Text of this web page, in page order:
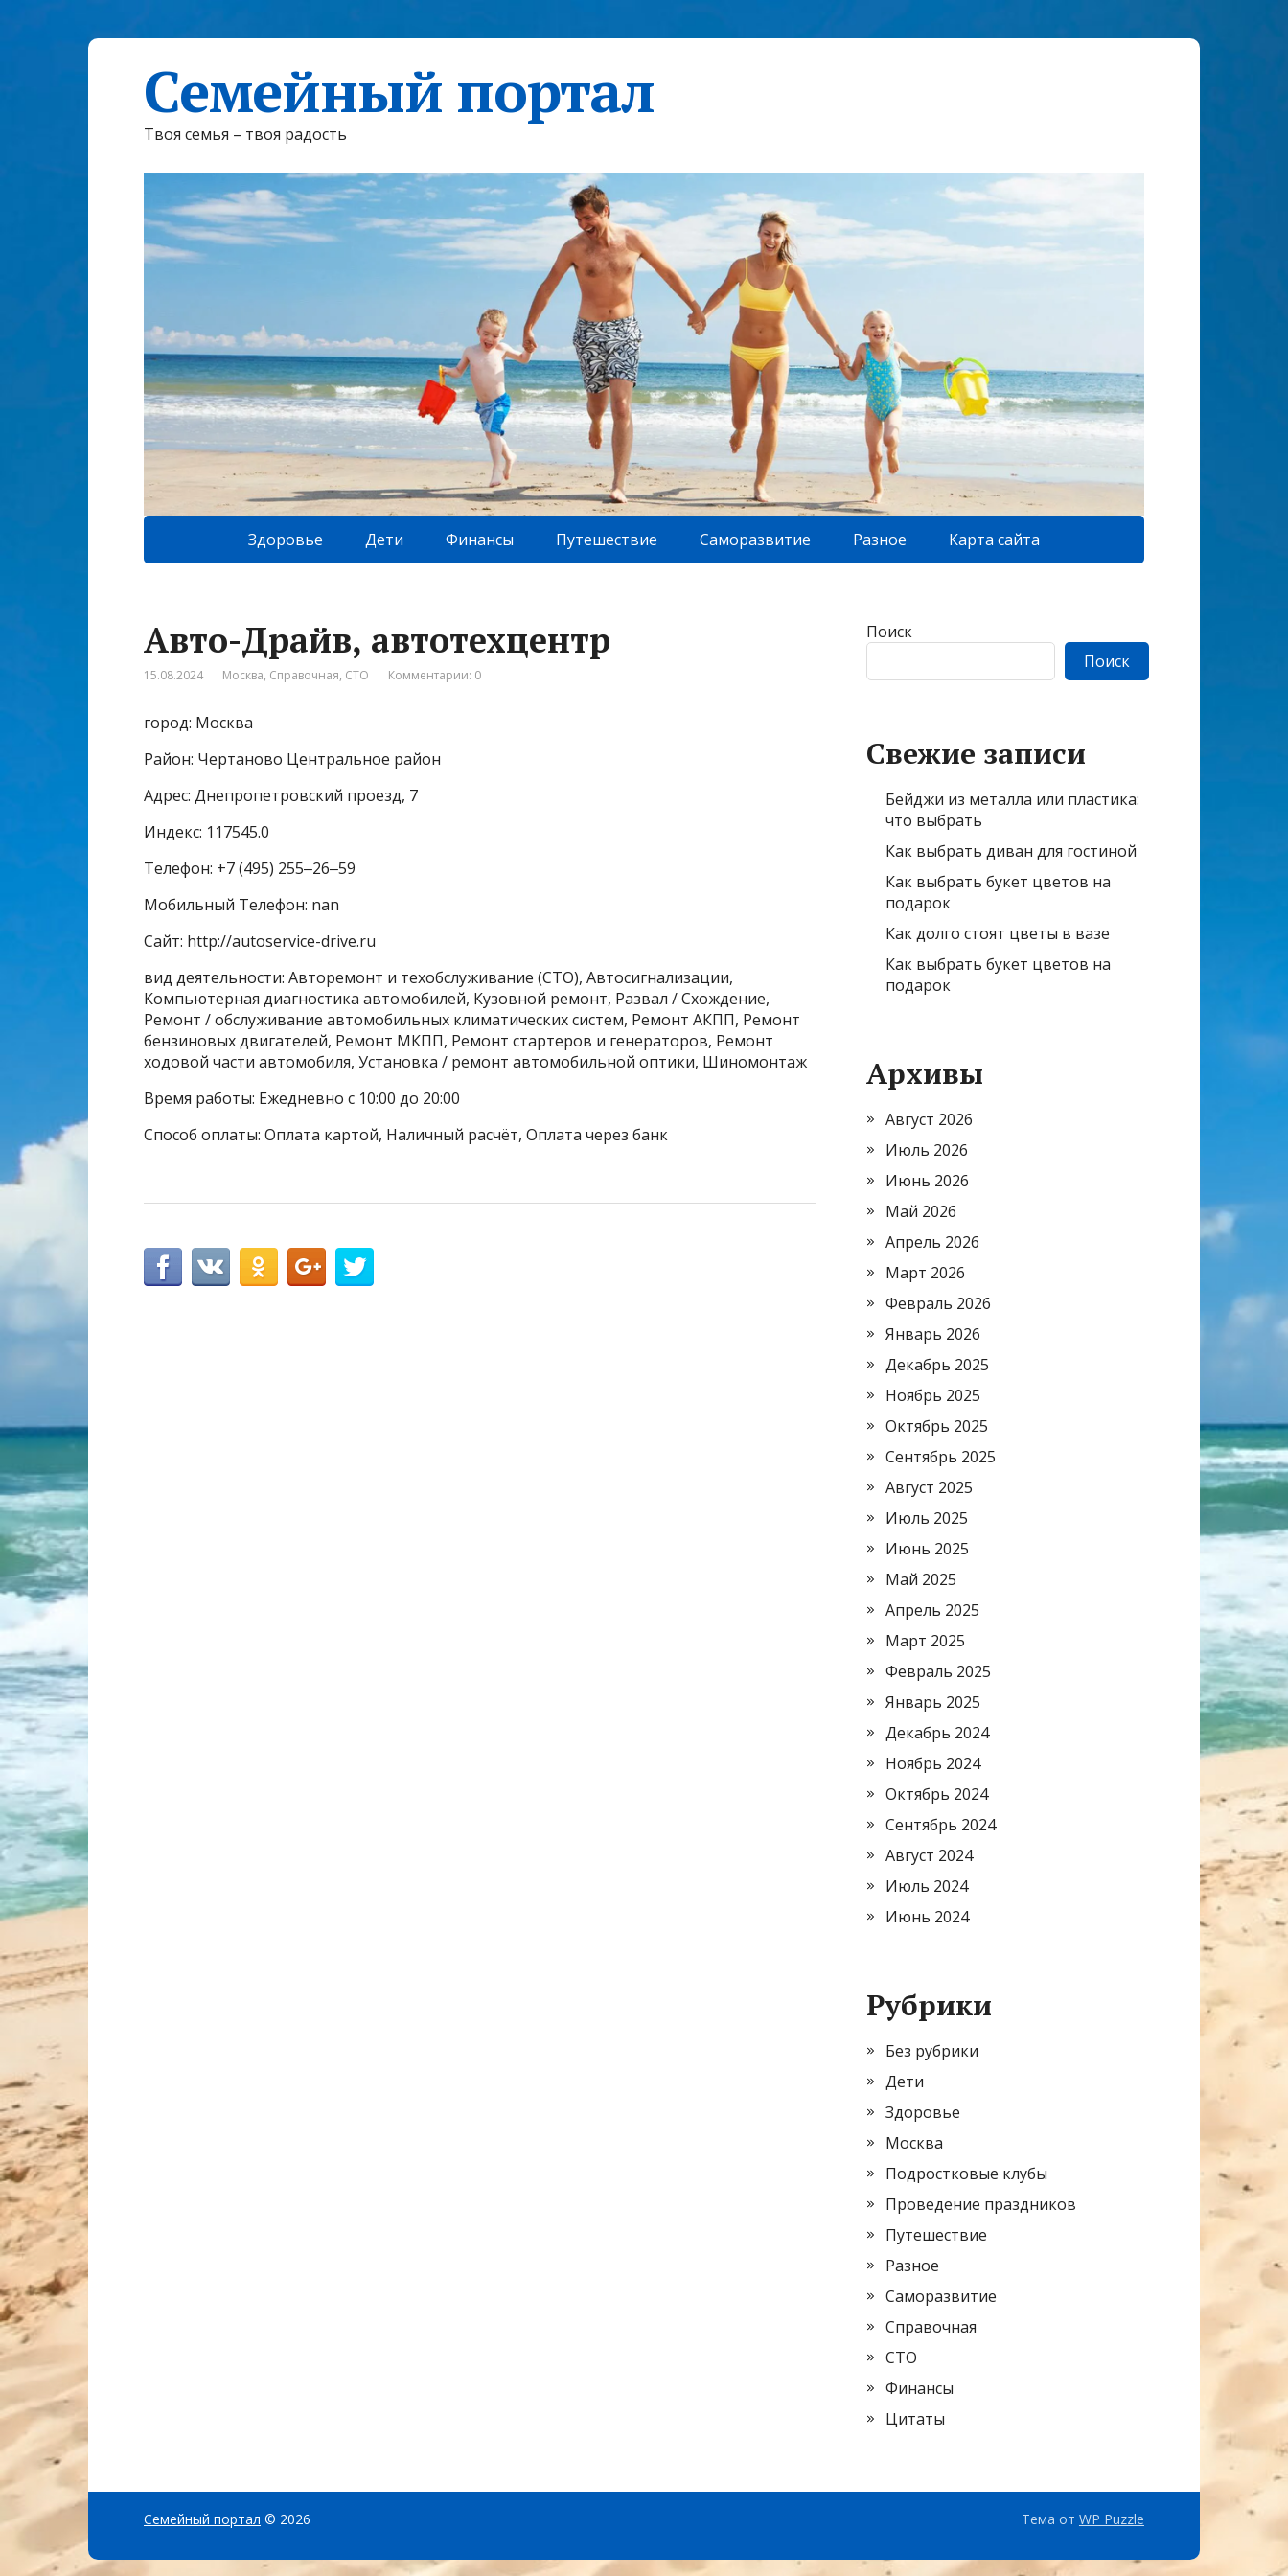
Семейный портал
Твоя семья – твоя радость
Здоровье Дети Финансы Путешествие Саморазвитие Разное Карта сайта
Авто-Драйв, автотехцентр
15.08.2024 Москва, Справочная, СТО Комментарии: 0
город: Москва
Район: Чертаново Центральное район
Адрес: Днепропетровский проезд, 7
Индекс: 117545.0
Телефон: +7 (495) 255‒26‒59
Мобильный Телефон: nan
Сайт: http://autoservice-drive.ru
вид деятельности: Авторемонт и техобслуживание (СТО), Автосигнализации,
Компьютерная диагностика автомобилей, Кузовной ремонт, Развал / Схождение,
Ремонт / обслуживание автомобильных климатических систем, Ремонт АКПП, Ремонт
бензиновых двигателей, Ремонт МКПП, Ремонт стартеров и генераторов, Ремонт
ходовой части автомобиля, Установка / ремонт автомобильной оптики, Шиномонтаж
Время работы: Ежедневно с 10:00 до 20:00
Способ оплаты: Оплата картой, Наличный расчёт, Оплата через банк
Поиск
Поиск
Свежие записи
Бейджи из металла или пластика:
что выбрать
Как выбрать диван для гостиной
Как выбрать букет цветов на
подарок
Как долго стоят цветы в вазе
Как выбрать букет цветов на
подарок
Архивы
Август 2026
Июль 2026
Июнь 2026
Май 2026
Апрель 2026
Март 2026
Февраль 2026
Январь 2026
Декабрь 2025
Ноябрь 2025
Октябрь 2025
Сентябрь 2025
Август 2025
Июль 2025
Июнь 2025
Май 2025
Апрель 2025
Март 2025
Февраль 2025
Январь 2025
Декабрь 2024
Ноябрь 2024
Октябрь 2024
Сентябрь 2024
Август 2024
Июль 2024
Июнь 2024
Рубрики
Без рубрики
Дети
Здоровье
Москва
Подростковые клубы
Проведение праздников
Путешествие
Разное
Саморазвитие
Справочная
СТО
Финансы
Цитаты
Семейный портал © 2026 Тема от WP Puzzle